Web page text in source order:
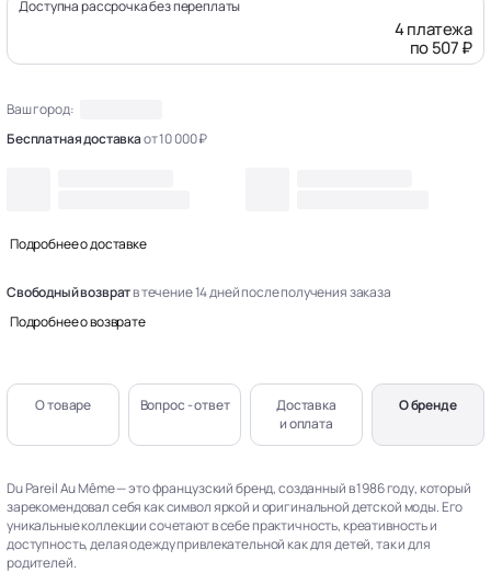
Доступна рассрочка без переплаты
4 платежа
по 507 ₽
Ваш город:
Бесплатная доставкаот 10 000 ₽
Подробнее о доставке
Свободный возвратв течение 14 дней после получения заказа
Подробнее о возврате
О товаре Вопрос - ответ
Доставка
и оплата
О бренде
Du Pareil Au Même — это французский бренд, созданный в 1986 году, который
зарекомендовал себя как символ яркой и оригинальной детской моды. Его
уникальные коллекции сочетают в себе практичность, креативность и
доступность, делая одежду привлекательной как для детей, так и для
родителей.